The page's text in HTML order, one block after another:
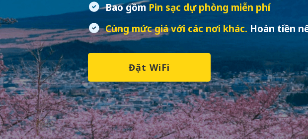
Bao gồm Pin sạc dự phòng miễn phí
Cùng mức giá với các nơi khác. Hoàn tiền
Đặt WiFi